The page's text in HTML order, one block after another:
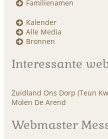
Familienamen
Kalender
Alle Media
Bronnen
Interessante
Zuidland Ons Dorp (Teun
Molen De Arend
Webmaster